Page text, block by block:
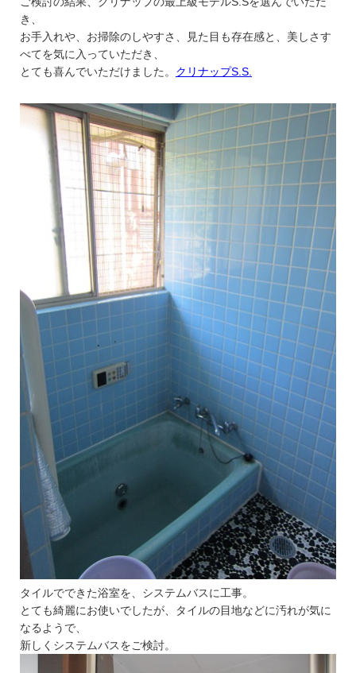
き、
お手入れや、お掃除のしやすさ、見た目も存在感と、美しさす
べてを気に入っていただき、
とても喜んでいただけました。 クリナップS.S.
タイルでできた浴室を、システムバスに工事。
とても綺麗にお使いでしたが、タイルの目地などに汚れが気に
なるようで、
新しくシステムバスをご検討。